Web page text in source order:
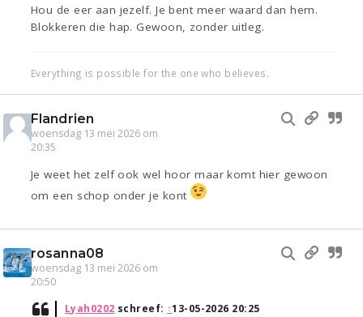
Hou de eer aan jezelf. Je bent meer waard dan hem.
Blokkeren die hap. Gewoon, zonder uitleg.
Everything is possible for the one who believes.
Flandrien
woensdag 13 mei 2026 om
20:35
Je weet het zelf ook wel hoor maar komt hier gewoon
om een schop onder je kont
rosanna08
woensdag 13 mei 2026 om
20:50
Lyah0202 schreef: ↑13-05-2026 20:25